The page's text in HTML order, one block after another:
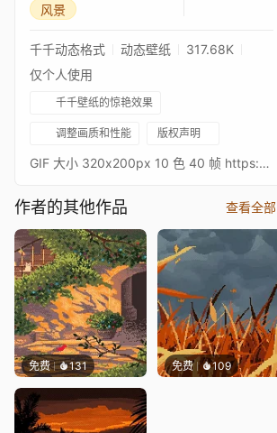
风景
千千动态格式 动态壁纸
317.68K
仅个人使用
千千壁纸的惊艳效果
调整画质和性能 版权声明
GIF 大小 320x200px 10 色 40 帧 https://foundation.app/@anasabdin https://www.patreon.com/AnasAbdin https://opensea.io/AnasAbdin https://www.instagram.com/anasabdin/ https://twitter.com/AnasAbdin https://anasabdin.tumblr.com/ https://www.facebook.com/anastronautgames/ https://www.artstation.com/anasabdin
作者的其他作品 查看全部
免费 131 免费 109